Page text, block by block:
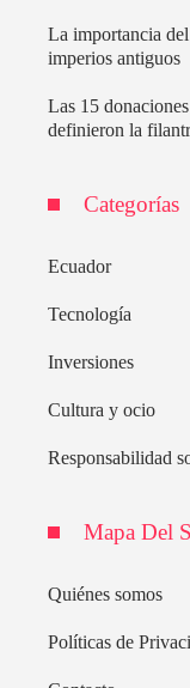
La importancia
imperios antiguos
Las 15
definieron la
Categorías
Ecuador
Tecnología
Inversiones
Cultura y ocio
Responsabilidad
Mapa Del
Quiénes somos
Políticas de